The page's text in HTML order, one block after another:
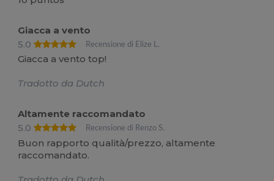
Giacca a vento
5.0
Recensione di Elize L.
Giacca a vento top!
Tradotto da Dutch
Altamente raccomandato
5.0
Recensione di Renzo S.
Buon rapporto qualità/prezzo, altamente
raccomandato.